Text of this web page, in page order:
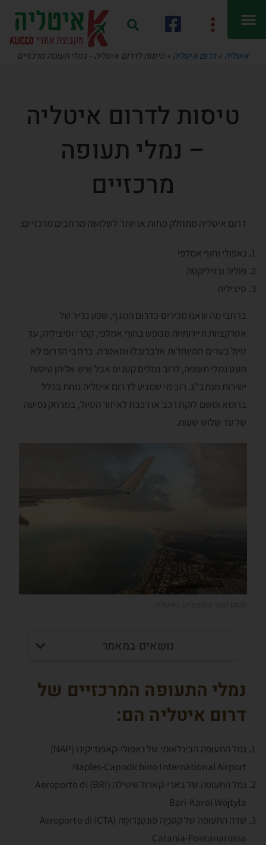
איטליה »דרום איטליה »טיסות לדרום איטליה – נמלי תעופה מרכזיים
טיסות לדרום איטליה
– נמלי תעופה
מרכזיים
דרום איטליה מתחלק פחות או יותר לשלושה מרחבים מרכזיים:
נאפולי וחוף אמלפי
פוליה ובזיליקטה
סיציליה
ברחבי מה שאנו מכירים כדרום המגף, שפע נדיר של
אטרקציות תיירותיות מנופש בחוף אמלפי, קפרי וסיציליה, עד
טיול בערים המיוחדות אלברובלו ומאטרה. ברחבי הדרום לא
מעט נמלי תעופה, לרוב נמלים קטנים אבל שיש אליהן טיסות
ישירות מנתב"ג. רוב מי שמגיע לדרום איטליה נוחת בכלל
ברומא ומשם לוקח רכב או רכבת לאיזור הטיול, במרחק נסיעה
של עד שלוש שעות.
נושאים במאמר
נמלי התעופה המרכזיים של
דרום איטליה הם:
נמל התעופה הבינלאומי של נאפולי-קאפודיקינו (NAP)
Naples-Capodichino International Airport
נמל התעופה של בארי-קארול וויטילה (BRI) Aeroporto di
Bari-Karol Wojtyła
שדה התעופה של קטנְיָה פונְטָנָרוסָה (CTA) Aeroporto di
Catania-Fontanarossa